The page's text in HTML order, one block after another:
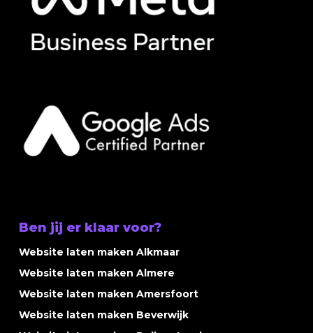
Ben jij er klaar voor?
Website laten maken Alkmaar
Website laten maken Almere
Website laten maken Amersfoort
Website laten maken Beverwijk